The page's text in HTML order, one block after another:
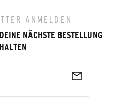
ANMELDEN
NÄCHSTE BESTELLUNG